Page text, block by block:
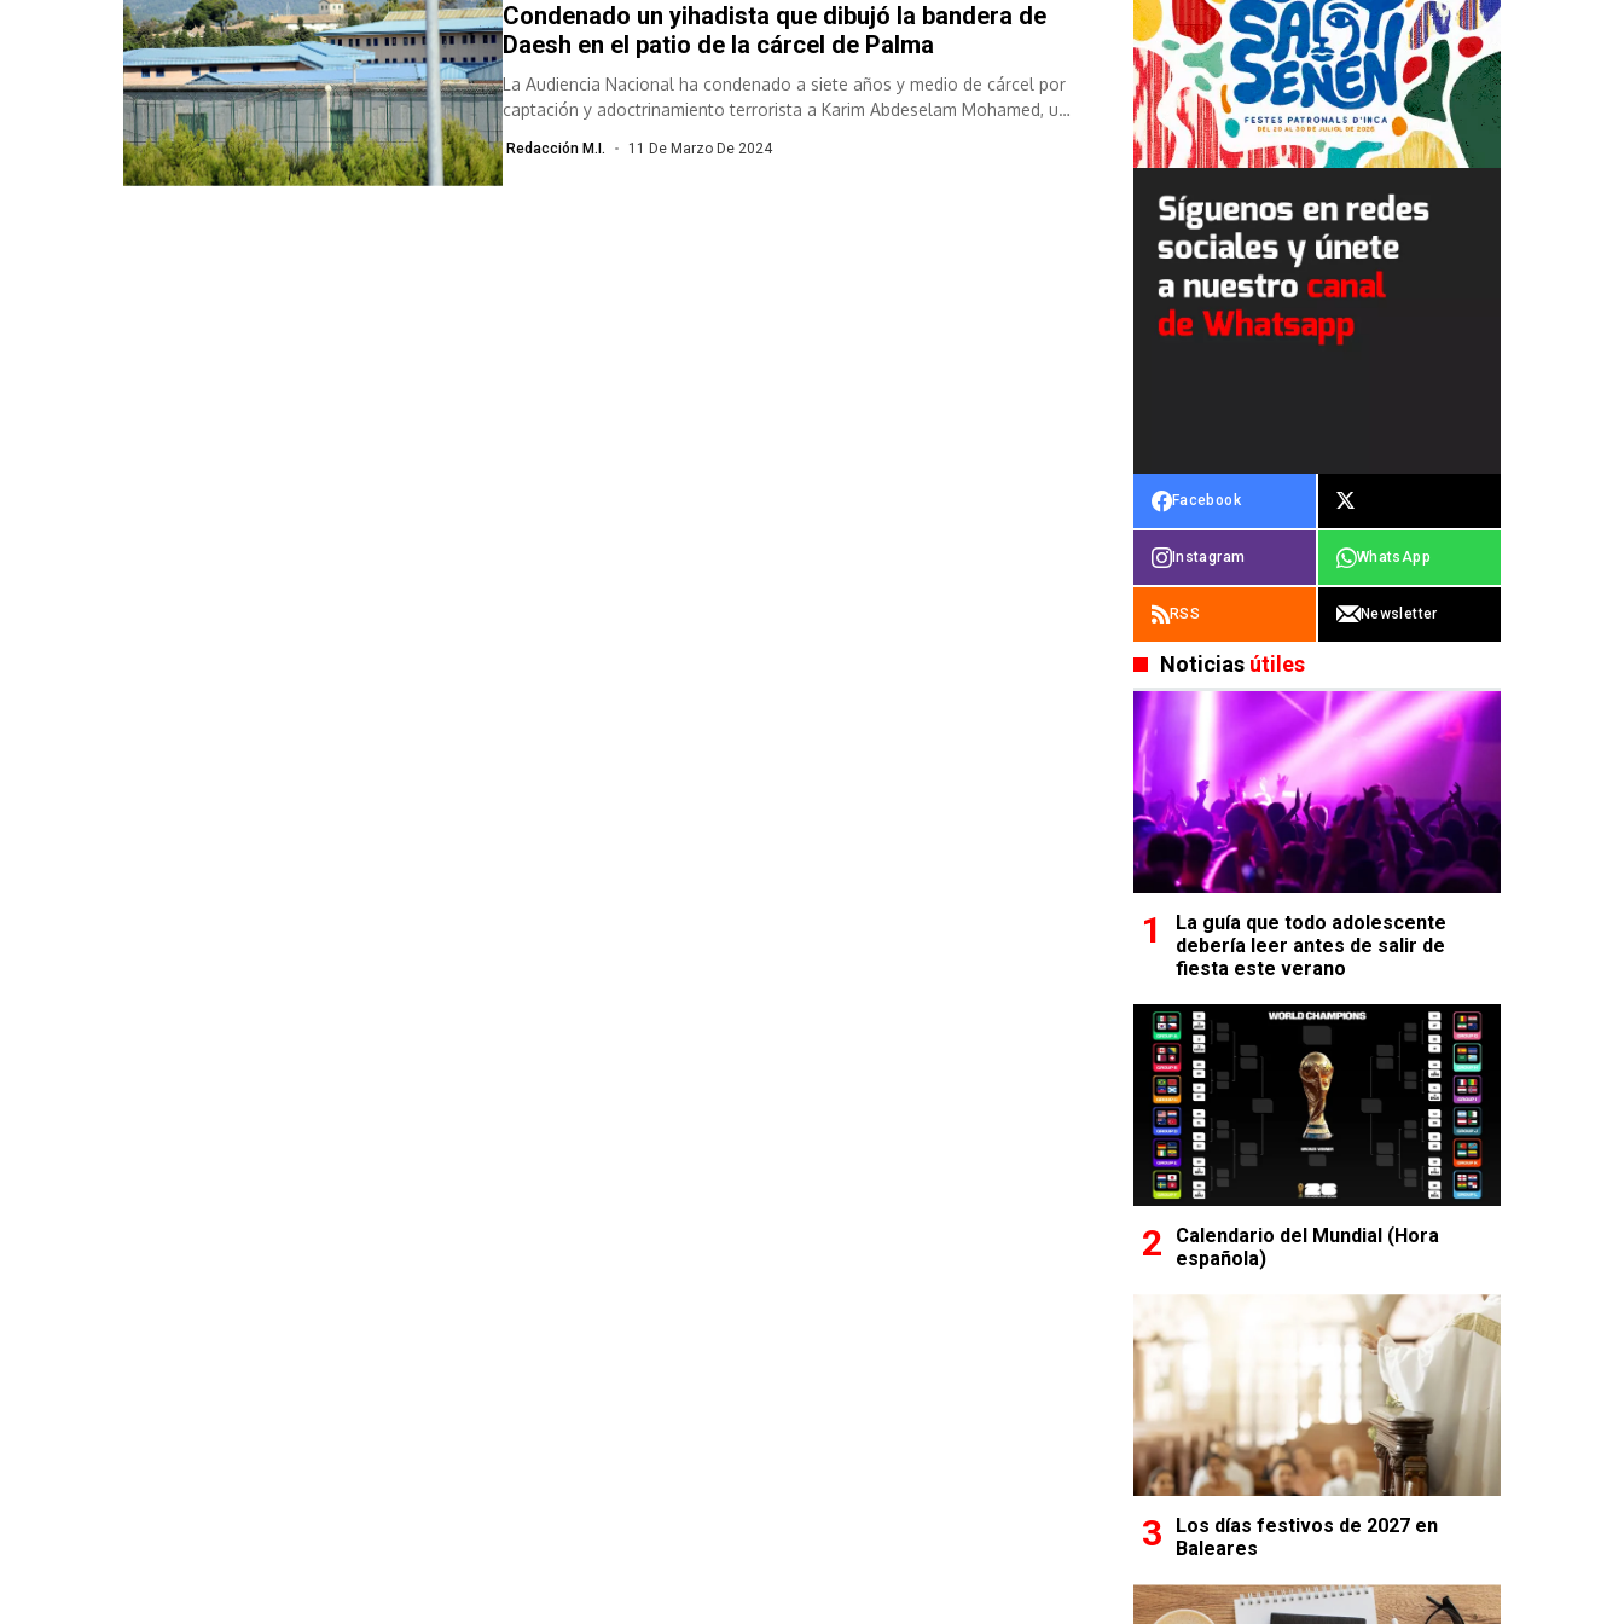
Condenado un yihadista que dibujó la bandera de
Daesh en el patio de la cárcel de Palma
La Audiencia Nacional ha condenado a siete años y medio de cárcel por
captación y adoctrinamiento terrorista a Karim Abdeselam Mohamed, un
Redacción M.I. 11 De Marzo De 2024
Facebook
Instagram WhatsApp
RSS Newsletter
Noticias útiles
La guía que todo adolescente
debería leer antes de salir de
fiesta este verano
Calendario del Mundial (Hora
española)
Los días festivos de 2027 en
Baleares